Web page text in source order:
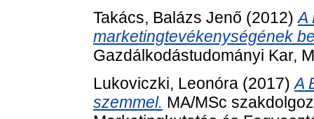
Takács, Balázs Jenő (2012)A
marketingtevékenységének
Gazdálkodástudományi Kar,
Lukoviczki, Leonóra (2017)A
szemmel. MA/MSc